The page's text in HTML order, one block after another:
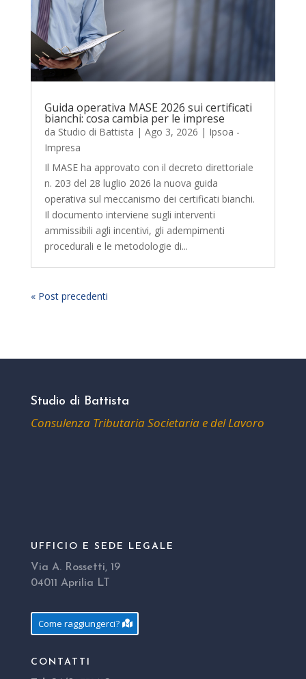
Guida operativa MASE 2026 sui certificati
bianchi: cosa cambia per le imprese
da Studio di Battista | Ago 3, 2026 | Ipsoa -
Impresa
Il MASE ha approvato con il decreto direttoriale
n. 203 del 28 luglio 2026 la nuova guida
operativa sul meccanismo dei certificati bianchi.
Il documento interviene sugli interventi
ammissibili agli incentivi, gli adempimenti
procedurali e le metodologie di...
« Post precedenti
Studio di Battista
Consulenza Tributaria Societaria e del Lavoro
UFFICIO E SEDE LEGALE
Via A. Rossetti, 19
04011 Aprilia LT
Come raggiungerci?
CONTATTI